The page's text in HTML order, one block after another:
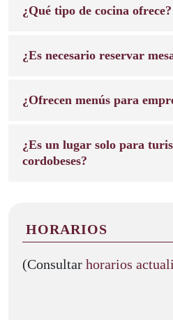
¿Qué tipo de cocina ofrece?
¿Es necesario reservar
¿Ofrecen menús para
¿Es un lugar solo para
cordobeses?
HORARIOS
(Consultar horarios